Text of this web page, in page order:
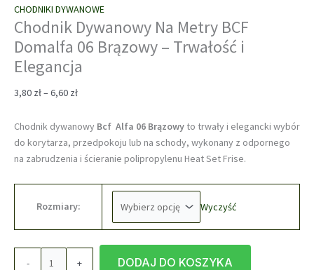
CHODNIKI DYWANOWE
Chodnik Dywanowy Na Metry BCF
Domalfa 06 Brązowy – Trwałość i
Elegancja
3,80 zł–6,60 złZakres
od
3,80 zł
do
Chodnik dywanowy Bcf Alfa 06 Brązowy to trwały i elegancki wybór
do korytarza, przedpokoju lub na schody, wykonany z odpornego
na zabrudzenia i ścieranie polipropylenu Heat Set Frise.
Rozmiary: Wyczyść
- + DODAJ DO KOSZYKA